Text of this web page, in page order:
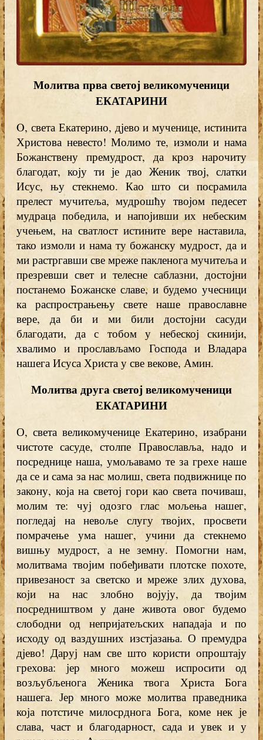
Молитвапрвасветој великомученици
ЕКАТАРИНИ
O, света Екатерино, дјево и мученице, истинита
Христова невесто! Молимо те, измоли и нама
Божанствену премудрост, да кроз нарочиту
благодат, коју ти је дао Женик твој, слатки
Исус, њу стекнемо. Као што си посрамила
прелест мучитеља, мудрошћу твојом педесет
мудраца победила, и напојивши их небеским
учењем, на сватлост истините вере наставила,
тако измоли и нама ту божанску мудрост, да и
ми растргавши све мреже пакленога мучитеља и
презревши свет и телесне саблазни, достојни
постанемо Божанске славе, и будемо учесници
ка распрострањењу свете наше православне
вере, да би и ми били достојни сасуди
благодати, да с тобом у небеској скинији,
хвалимо и прослављамо Господа и Владара
нашега Исуса Христа у све векове, Амин.
Молитва друга светој великомученици
ЕКАТАРИНИ
О, света великомученице Екатерино, изабрани
чистоте сасуде, столпе Православља, надо и
посреднице наша, умољавамо те за грехе наше
да се и сама за нас молиш, света подвижнице по
закону, која на светој гори као света почиваш,
молим те: чуј одозго глас мољења нашег,
погледај на невоље слугу твојих, просвети
помрачење ума нашег, учини да стекнемо
вишњу мудрост, а не земну. Помогни нам,
молитвама твојим побеђивати плотске похоте,
привезаност за светско и мреже злих духова,
који на нас злобно војују, да твојим
посредништвом у дане живота овог будемо
слободни од непријатељских нападаја и по
исходу од ваздушних изстјазања. О премудра
дјево! Даруј нам све што користи опроштају
грехова: јер много можеш испросити од
возљубљенога Женика твога Христа Бога
нашега. Јер много може молитва праведника
која потстиче милосрднога Бога, коме нек је
слава, част и благодарност, сада и увек и у